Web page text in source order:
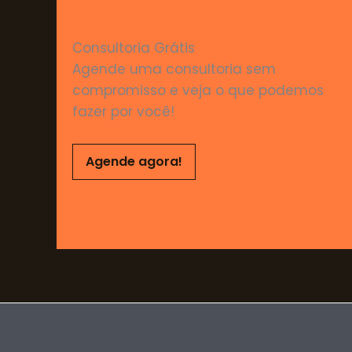
Consultoria Grátis
Agende uma consultoria sem
compromisso e veja o que podemos
fazer por você!
Agende agora!